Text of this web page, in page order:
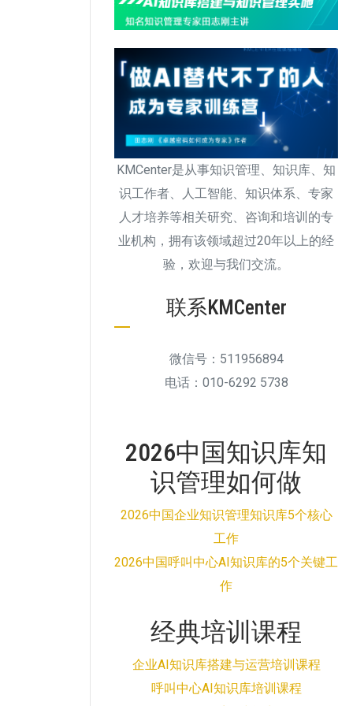
KMCenter是从事知识管理、知识库、知
识工作者、人工智能、知识体系、专家
人才培养等相关研究、咨询和培训的专
业机构，拥有该领域超过20年以上的经
验，欢迎与我们交流。
联系KMCenter
微信号：511956894
电话：010-6292 5738
2026中国知识库知
识管理如何做
2026中国企业知识管理知识库5个核心
工作
2026中国呼叫中心AI知识库的5个关键工
作
经典培训课程
企业AI知识库搭建与运营培训课程
呼叫中心AI知识库培训课程